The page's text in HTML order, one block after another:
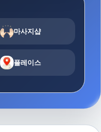
마사지샵
플레이스